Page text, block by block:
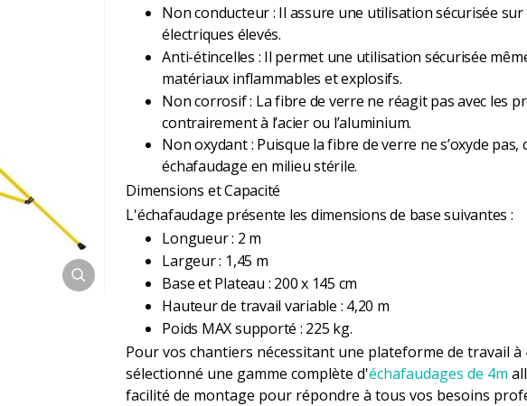
Non conducteur : Il assure une utilisation sécurisée
électriques élevés.
Anti-étincelles : Il permet une utilisation sécurisée
matériaux inflammables et explosifs.
Non corrosif : La fibre de verre ne réagit pas avec les
contrairement à l’acier ou l’aluminium.
Non oxydant : Puisque la fibre de verre ne s’oxyde
échafaudage en milieu stérile.
Dimensions et Capacité
L'échafaudage présente les dimensions de base suivantes :
Longueur : 2 m
Largeur : 1,45 m
Base et Plateau : 200 x 145 cm
Hauteur de travail variable : 4,20 m
Poids MAX supporté : 225 kg.
Pour vos chantiers nécessitant une plateforme de travail
sélectionné une gamme complète d'échafaudages de 4m
facilité de montage pour répondre à tous vos besoins